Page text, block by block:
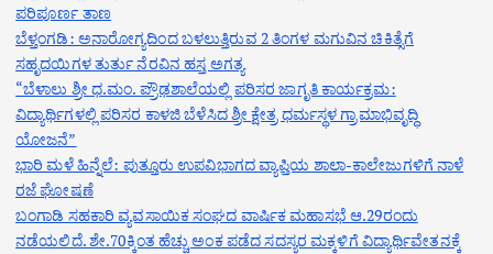
ಪರಿಪೂರ್ಣ ತಾಣ
ಬೆಳ್ತಂಗಡಿ: ಅನಾರೋಗ್ಯದಿಂದ ಬಳಲುತ್ತಿರುವ 2 ತಿಂಗಳ ಮಗುವಿನ ಚಿಕಿತ್ಸೆಗೆ
ಸಹೃದಯಿಗಳ ತುರ್ತು ನೆರವಿನ ಹಸ್ತ ಅಗತ್ಯ
“ಬೆಳಾಲು ಶ್ರೀ ಧ.ಮಂ. ಪ್ರೌಢಶಾಲೆಯಲ್ಲಿ ಪರಿಸರ ಜಾಗೃತಿ ಕಾರ್ಯಕ್ರಮ:
ವಿದ್ಯಾರ್ಥಿಗಳಲ್ಲಿ ಪರಿಸರ ಕಾಳಜಿ ಬೆಳೆಸಿದ ಶ್ರೀ ಕ್ಷೇತ್ರ ಧರ್ಮಸ್ಥಳ ಗ್ರಾಮಾಭಿವೃದ್ಧಿ
ಯೋಜನೆ”
ಭಾರಿ ಮಳೆ ಹಿನ್ನೆಲೆ: ಪುತ್ತೂರು ಉಪವಿಭಾಗದ ವ್ಯಾಪ್ತಿಯ ಶಾಲಾ-ಕಾಲೇಜುಗಳಿಗೆ ನಾಳೆ
ರಜೆ ಘೋಷಣೆ
ಬಂಗಾಡಿ ಸಹಕಾರಿ ವ್ಯವಸಾಯಿಕ ಸಂಘದ ವಾರ್ಷಿಕ ಮಹಾಸಭೆ ಆ.29ರಂದು
ನಡೆಯಲಿದೆ. ಶೇ.70ಕ್ಕಿಂತ ಹೆಚ್ಚು ಅಂಕ ಪಡೆದ ಸದಸ್ಯರ ಮಕ್ಕಳಿಗೆ ವಿದ್ಯಾರ್ಥಿವೇತನಕ್ಕೆ